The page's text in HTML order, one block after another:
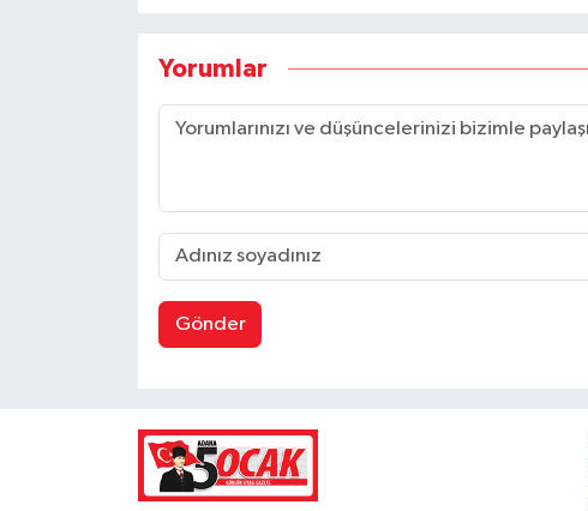
Yorumlar
Gönder